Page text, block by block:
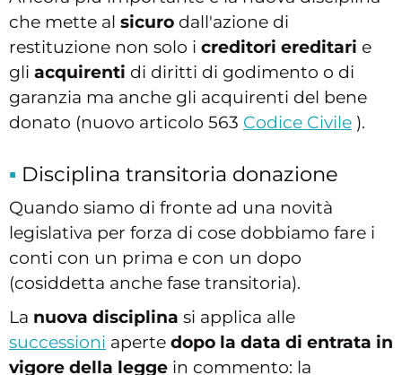
che mette al sicuro dall'azione di
restituzione non solo i creditori ereditari e
gli acquirenti di diritti di godimento o di
garanzia ma anche gli acquirenti del bene
donato (nuovo articolo 563 Codice Civile ).
Disciplina transitoria donazione
Quando siamo di fronte ad una novità
legislativa per forza di cose dobbiamo fare i
conti con un prima e con un dopo
(cosiddetta anche fase transitoria).
La nuova disciplina si applica alle
successioni aperte dopo la data di entrata in
vigore della legge in commento: la